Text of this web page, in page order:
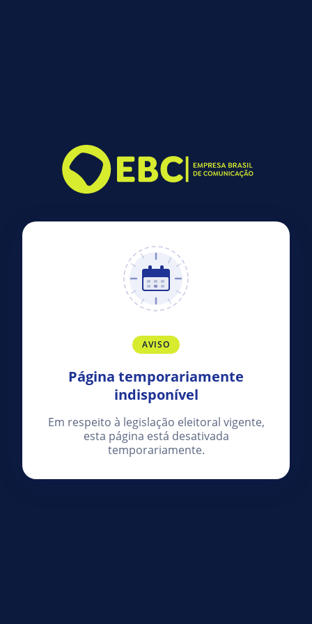
AVISO
Página temporariamente
indisponível
Em respeito à legislação eleitoral vigente,
esta página está desativada
temporariamente.